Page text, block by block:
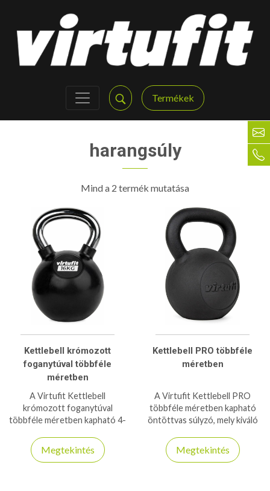
Termékek
harangsúly
Mind a 2 termék mutatása
Kettlebell krómozott
foganytúval többféle
méretben
A Virtufit Kettlebell
krómozott foganytúval
többféle méretben kapható 4-
minőségű tartós súlyzók
Megtekintés
Kettlebell PRO többféle
méretben
A Virtufit Kettlebell PRO
többféle méretben kapható
öntöttvas súlyzó, mely kiváló
Megtekintés